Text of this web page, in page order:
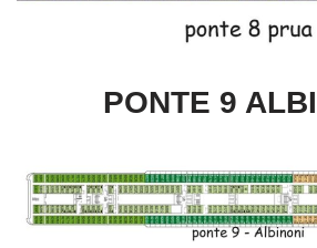
PONTE 9